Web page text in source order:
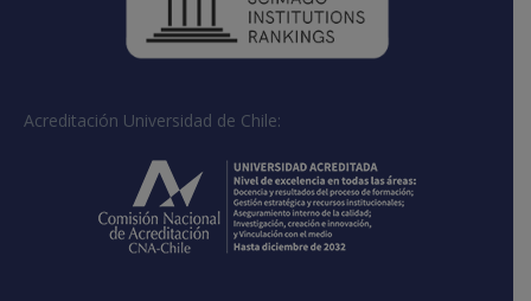
Acreditación Universidad de Chile: